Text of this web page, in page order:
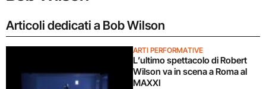
Articoli dedicati a Bob Wilson
ARTI PERFORMATIVE
L’ultimo spettacolo di Robert
Wilson va in scena a Roma al
MAXXI